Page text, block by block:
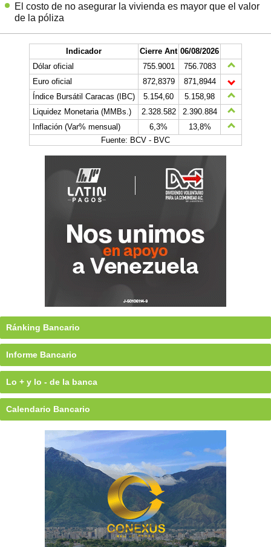
El costo de no asegurar la vivienda es mayor que el valor
de la póliza
Indicador Cierre Ant 06/08/2026
Dólar oficial
755.9001
756.7083
Euro oficial
872,8379
871,8944
Índice Bursátil Caracas (IBC)
5.154,60
5.158,98
Liquidez Monetaria (MMBs.)
2.328.582
2.390.884
Inflación (Var% mensual)
6,3%
13,8%
Fuente: BCV - BVC
Ránking Bancario
Informe Bancario
Lo + y lo - de la banca
Calendario Bancario